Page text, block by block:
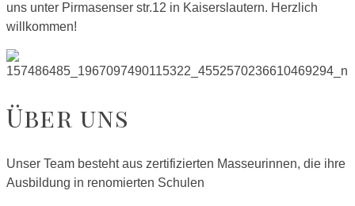
uns unter Pirmasenser str.12 in Kaiserslautern. Herzlich
willkommen!
Über uns
Unser Team besteht aus zertifizierten Masseurinnen, die ihre
Ausbildung in renomierten Schulen